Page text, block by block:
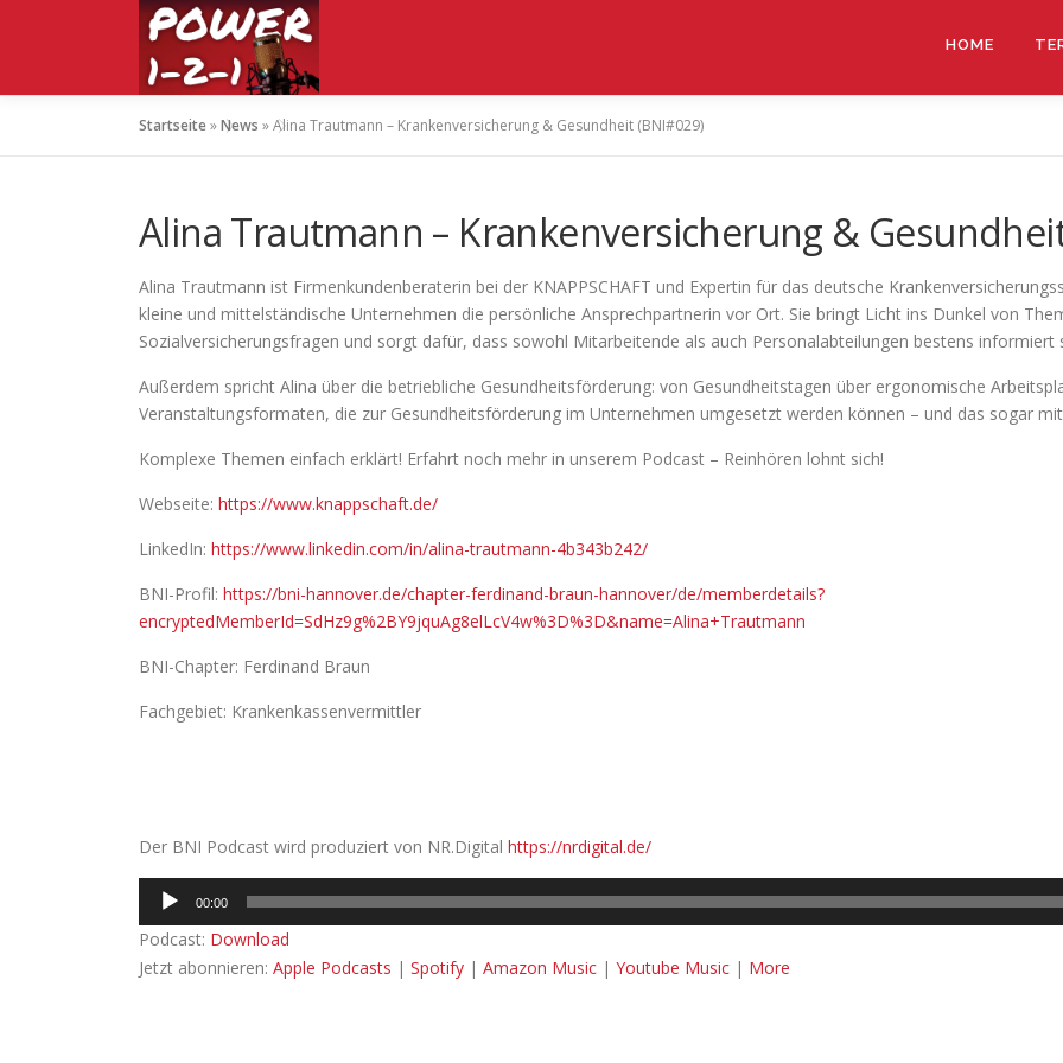
HOME
Startseite»News »Alina Trautmann – Krankenversicherung & Gesundheit (BNI#029)
Alina Trautmann – Krankenversicherung &
Alina Trautmann ist Firmenkundenberaterin bei der KNAPPSCHAFT und Expertin für das deutsche
kleine und mittelständische Unternehmen die persönliche Ansprechpartnerin vor Ort. Sie bringt Licht ins Dunkel von
Sozialversicherungsfragen und sorgt dafür, dass sowohl Mitarbeitende als auch Personalabteilungen bestens informiert
Außerdem spricht Alina über die betriebliche Gesundheitsförderung: von Gesundheitstagen über ergonomische
Veranstaltungsformaten, die zur Gesundheitsförderung im Unternehmen umgesetzt werden können – und das sogar
Komplexe Themen einfach erklärt! Erfahrt noch mehr in unserem Podcast – Reinhören lohnt sich!
Webseite: https://www.knappschaft.de/
LinkedIn: https://www.linkedin.com/in/alina-trautmann-4b343b242/
BNI-Profil: https://bni-hannover.de/chapter-ferdinand-braun-hannover/de/memberdetails?
encryptedMemberId=SdHz9g%2BY9jquAg8elLcV4w%3D%3D&name=Alina+Trautmann
BNI-Chapter: Ferdinand Braun
Fachgebiet: Krankenkassenvermittler
Der BNI Podcast wird produziert von NR.Digital https://nrdigital.de/
Audio-
Player
00:00
Podcast: Download
Jetzt abonnieren: Apple Podcasts | Spotify | Amazon Music | Youtube Music | More